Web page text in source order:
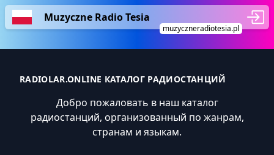
Muzyczne Radio Tesia
muzyczneradiotesia.pl
RADIOLAR.ONLINE КАТАЛОГ РАДИОСТАНЦИЙ
Добро пожаловать в наш каталог
радиостанций, организованный по жанрам,
странам и языкам.